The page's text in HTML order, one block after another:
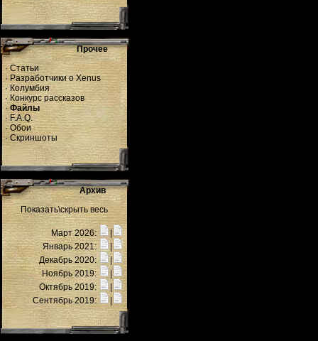
Прочее
·Статьи
·Разработчики о Xenus
·Колумбия
·Конкурс рассказов
·Файлы
·F.A.Q.
· Обои
· Скриншоты
Архив
Показать\скрыть весь
Март 2026:
Январь 2021:
|
Декабрь 2020:
Ноябрь 2019:
Октябрь 2019:
Сентябрь 2019: